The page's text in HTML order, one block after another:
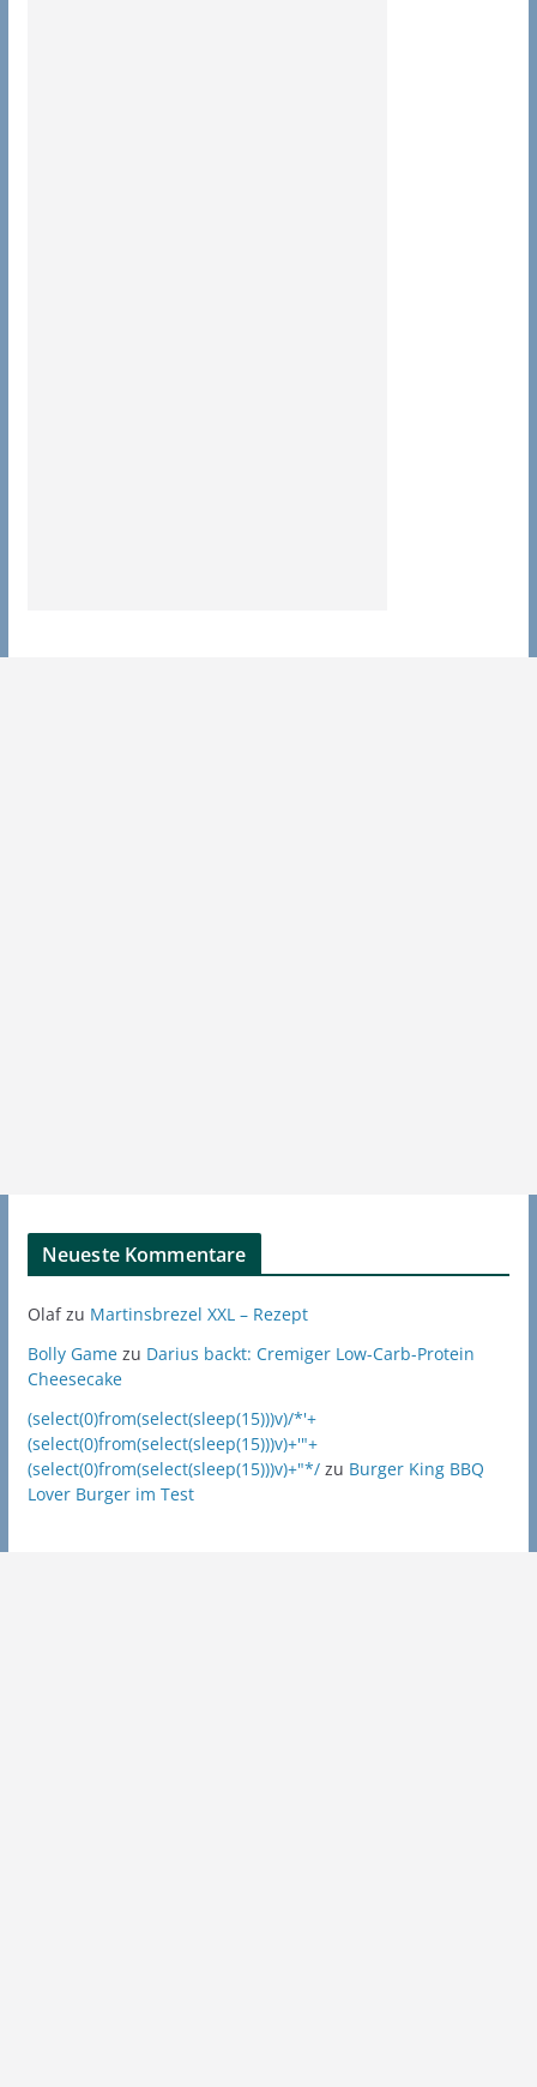
Neueste Kommentare
Olafzu Martinsbrezel XXL – Rezept
Bolly Gamezu Darius backt: Cremiger Low-Carb-Protein
Cheesecake
(select(0)from(select(sleep(15)))v)/*'+
(select(0)from(select(sleep(15)))v)+'"+
(select(0)from(select(sleep(15)))v)+"*/zu Burger King BBQ
Lover Burger im Test